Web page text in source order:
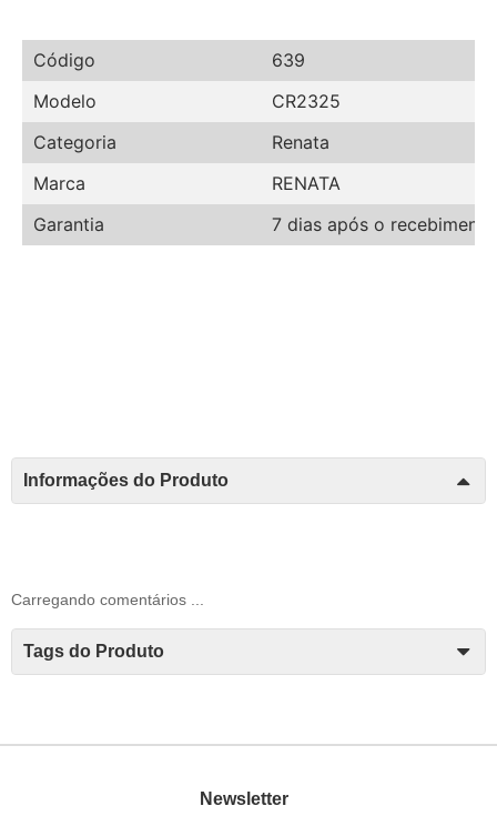
Código
639
Modelo
CR2325
Categoria
Renata
Marca
RENATA
Garantia
7 dias após o
Informações do Produto
Carregando comentários ...
Tags do Produto
Newsletter